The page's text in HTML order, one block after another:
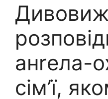
анrела-
сім’ї,